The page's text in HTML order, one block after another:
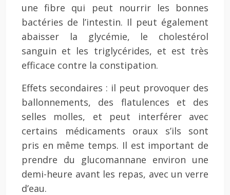
une fibre qui peut nourrir les bonnes
bactéries de l’intestin. Il peut également
abaisser la glycémie, le cholestérol
sanguin et les triglycérides, et est très
efficace contre la constipation.
Effets secondaires : il peut provoquer des
ballonnements, des flatulences et des
selles molles, et peut interférer avec
certains médicaments oraux s’ils sont
pris en même temps. Il est important de
prendre du glucomannane environ une
demi-heure avant les repas, avec un verre
d’eau.